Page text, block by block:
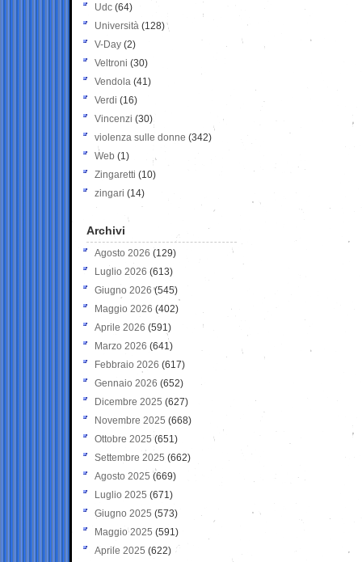
Udc (64)
Università (128)
V-Day (2)
Veltroni (30)
Vendola (41)
Verdi (16)
Vincenzi (30)
violenza sulle donne (342)
Web (1)
Zingaretti (10)
zingari (14)
Archivi
Agosto 2026 (129)
Luglio 2026 (613)
Giugno 2026 (545)
Maggio 2026 (402)
Aprile 2026 (591)
Marzo 2026 (641)
Febbraio 2026 (617)
Gennaio 2026 (652)
Dicembre 2025 (627)
Novembre 2025 (668)
Ottobre 2025 (651)
Settembre 2025 (662)
Agosto 2025 (669)
Luglio 2025 (671)
Giugno 2025 (573)
Maggio 2025 (591)
Aprile 2025 (622)